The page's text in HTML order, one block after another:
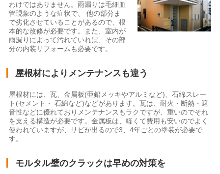
わけではありません。雨漏りは毛細血
管現象のような症状で、 他の部分ま
で劣化させていることがあるので、根
本的な改修が必要です。また、室内が
雨漏りによって汚れていれば、その部
分の内装リフォームも必要です。
屋根材によりメンテナンスも違う
屋根材には、瓦、金属板(亜鉛メッキやアルミなど)、石綿スレー
ト(セメント・ 石綿など)などがあります。瓦は、耐火・断熱・遮
音性などに優れておりメンテナンスもラクですが、重いのでそれ
を支える構造が必要です。金属板は、軽くて費用も安いのでよく
使われていますが、サビが出るので3、4年ごとの塗装が必要で
す。
モルタル壁のクラックは早めの対策を